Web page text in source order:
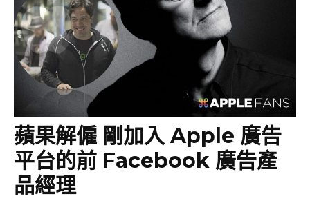
蘋果解僱 剛加入 Apple 廣告
平台的前 Facebook 廣告產
品經理